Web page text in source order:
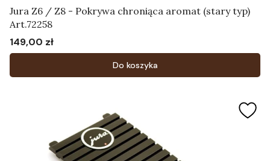
Jura Z6 / Z8 - Pokrywa chroniąca aromat (stary typ)
Art.72258
Cena
149,00 zł
Do koszyka